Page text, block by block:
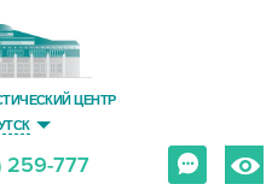
ЦЕНТР
259-777